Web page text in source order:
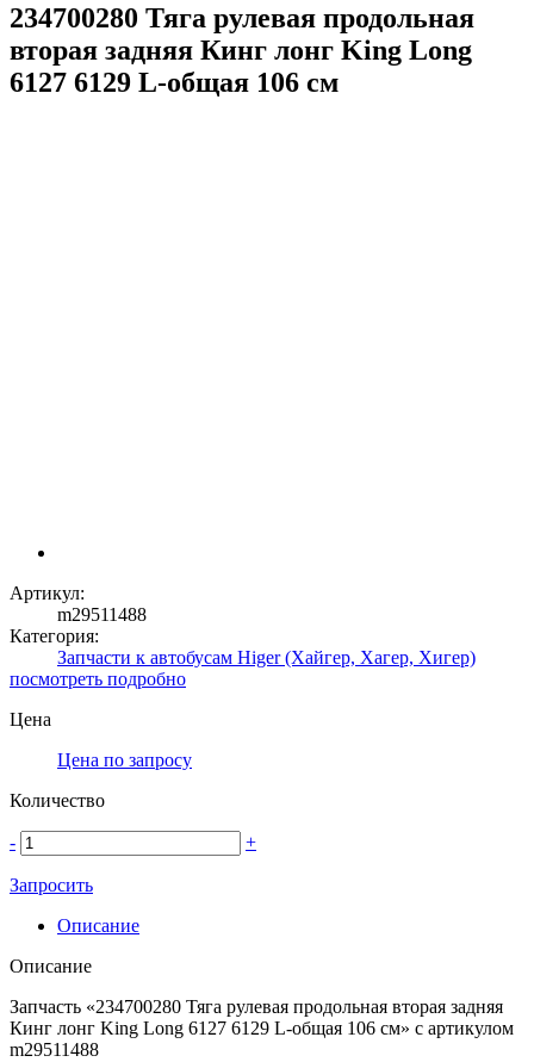
234700280 Тяга рулевая продольная
вторая задняя Кинг лонг King Long
6127 6129 L-общая 106 см
Артикул:
m29511488
Категория:
Запчасти к автобусам Higer (Хайгер, Хагер, Хигер)
посмотреть подробно
Цена
Цена по запросу
Количество
- +
Запросить
Описание
Описание
Запчасть «234700280 Тяга рулевая продольная вторая задняя
Кинг лонг King Long 6127 6129 L-общая 106 см» с артикулом
m29511488